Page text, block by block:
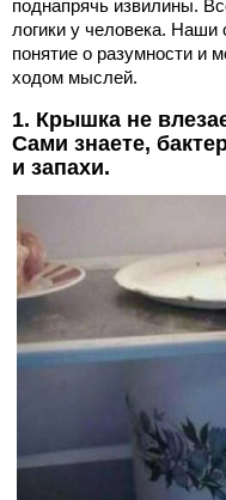
поднапрячь извилины.
логики у человека. Наши
понятие о разумности и
ходом мыслей.
1. Крышка не
Сами знаете,
и запахи.